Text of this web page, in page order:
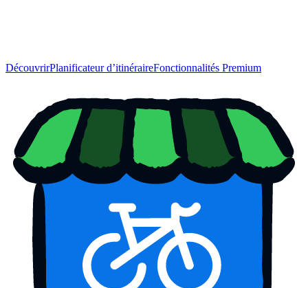
DécouvrirPlanificateur d’itinéraireFonctionnalités Premium